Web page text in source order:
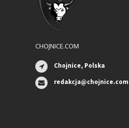
CHOJNICE.COM
Chojnice, Polska
redakcja@chojnice.com